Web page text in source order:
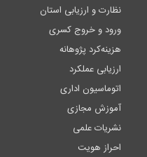
نظارت و ارزیابی استان
ورود و خروج کسری
هزینه‌کرد پژوهانه
ارزیابی عملکرد
اتوماسیون اداری
آموزش مجازی
نشریات علمی
احراز هویت